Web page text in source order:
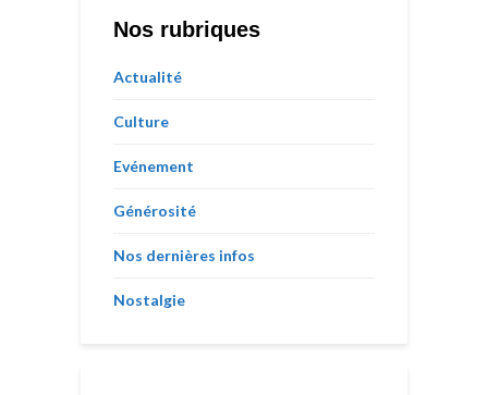
Nos rubriques
Actualité
Culture
Evénement
Générosité
Nos dernières infos
Nostalgie